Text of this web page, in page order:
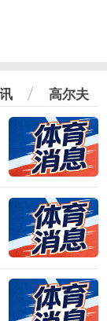
高尔夫